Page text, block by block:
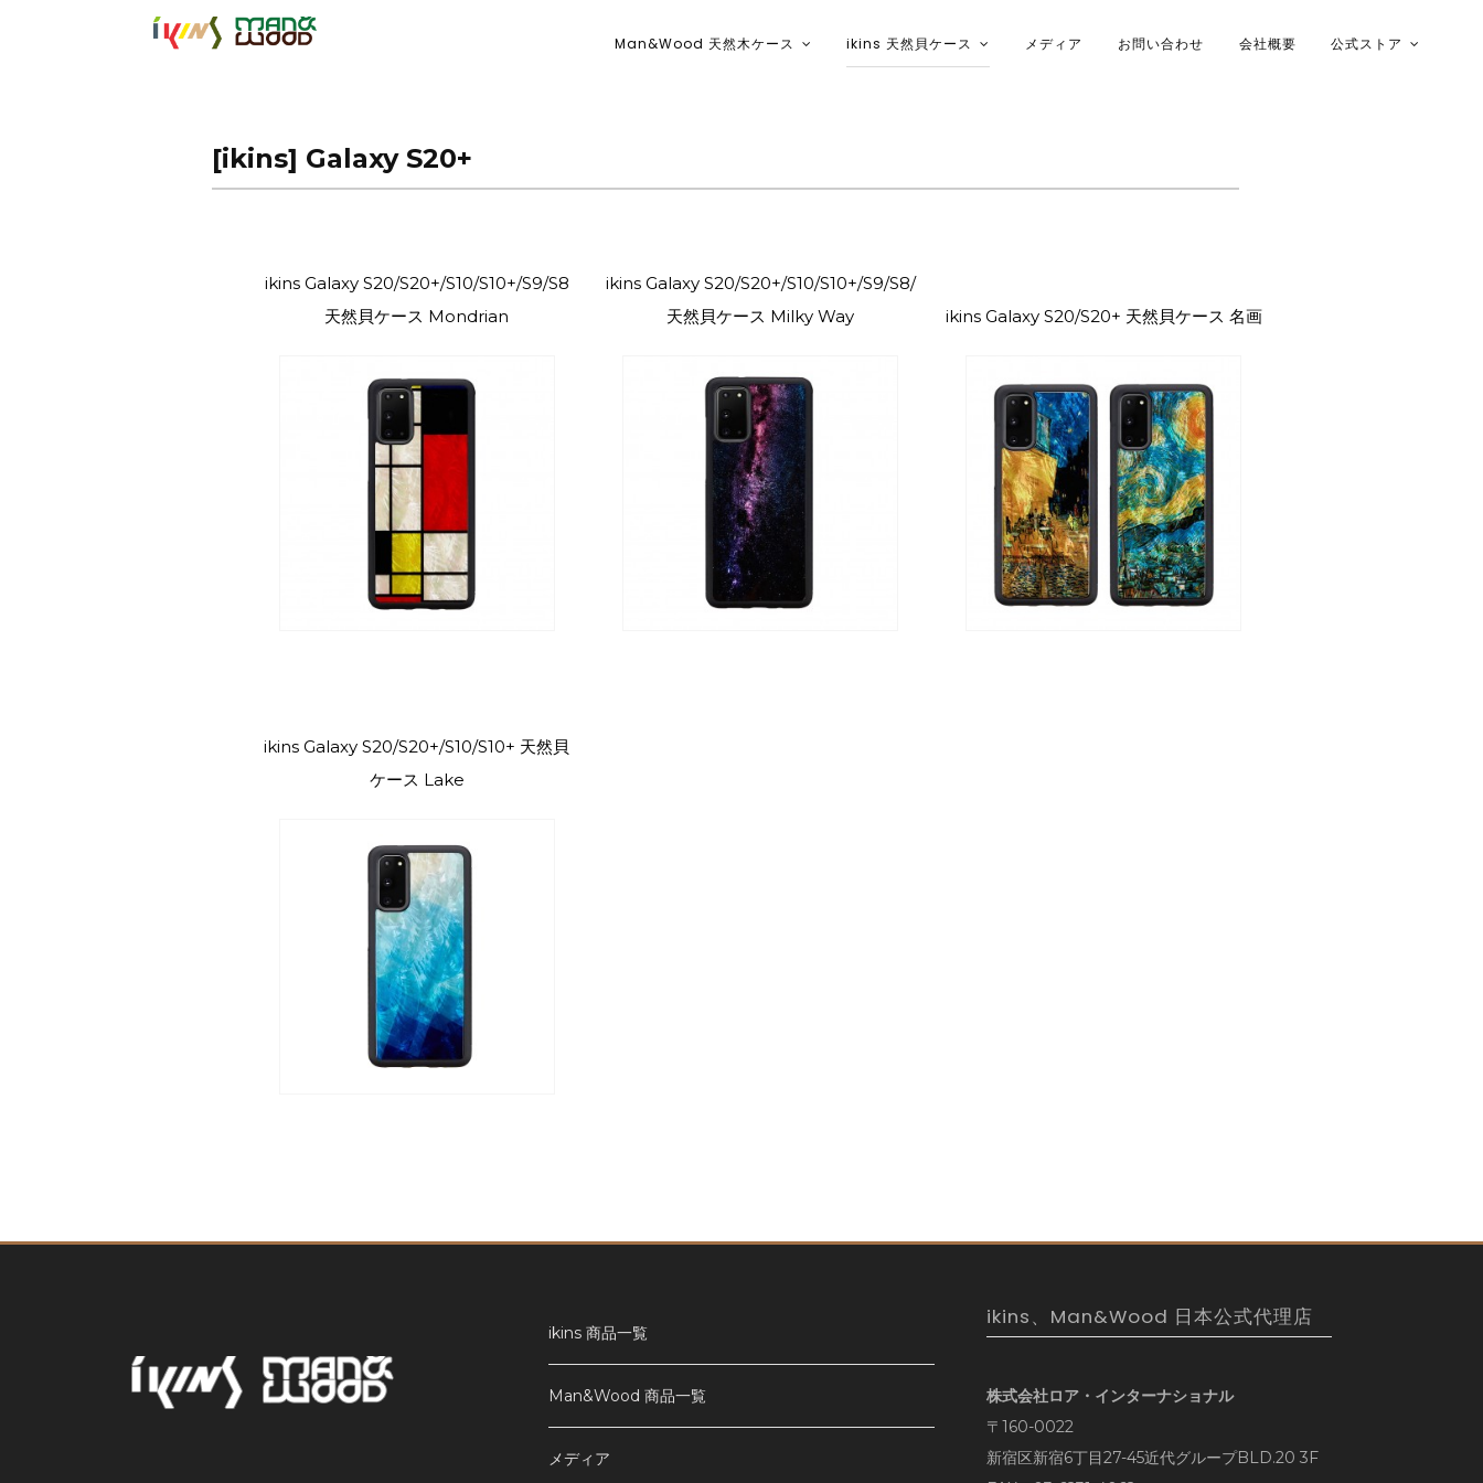
【公式サイト】ikins天然貝ケース｜Man&Wood天然木ケース
Man&Wood 天然木ケース ikins 天然貝ケース メディア お問い合わせ 会社概要 公式ストア
[ikins] Galaxy S20+
ikins Galaxy S20/S20+/S10/S10+/S9/S8
天然貝ケース Mondrian
ikins Galaxy S20/S20+/S10/S10+/S9/S8/
天然貝ケース Milky Way
ikins Galaxy S20/S20+ 天然貝ケース 名画
ikins Galaxy S20/S20+/S10/S10+ 天然貝
ケース Lake
ikins 商品一覧
Man&Wood 商品一覧
メディア
ikins、Man&Wood 日本公式代理店
株式会社ロア・インターナショナル
〒160-0022
新宿区新宿6丁目27-45近代グループBLD.20 3F